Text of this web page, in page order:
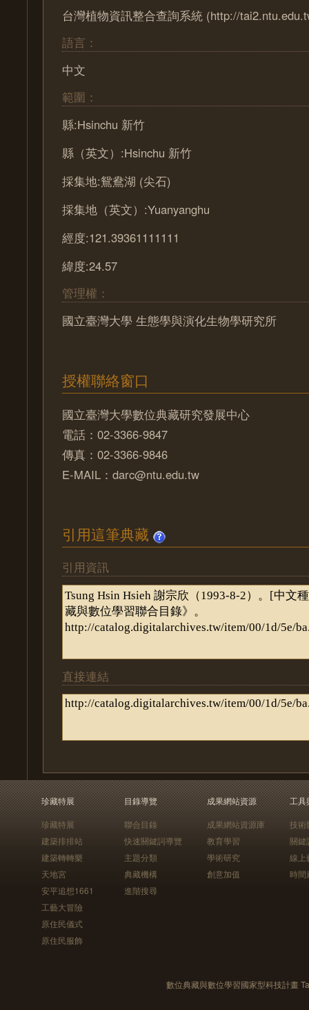
台灣植物資訊整合查詢系統 (http://
語言：
中文
範圍：
縣:Hsinchu 新竹
縣（英文）:Hsinchu 新竹
採集地:鴛鴦湖 (尖石)
採集地（英文）:Yuanyanghu
經度:121.39361111111
緯度:24.57
管理權：
國立臺灣大學 生態學與演化生物學研究所
授權聯絡窗口
國立臺灣大學數位典藏研究發展中心
電話：02-3366-9847
傳真：02-3366-9846
E-MAIL：darc@ntu.edu.tw
引用這筆典藏
引用資訊
直接連結
珍藏特展
珍藏特展
建築排排站
建築轉轉樂
天地宮
安平追想1661
工藝大冒險
原住民儀式
原住民服飾
目錄導覽
聯合目錄
快速關鍵詞導覽
主題分類
典藏機構
進階搜尋
成果網站資源
成果網站資源庫
教育學習
學術研究
創意加值
工具
技術
關鍵
線上
時間
數位典藏與數位學習國家型科技計畫